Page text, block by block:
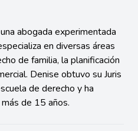
abogada experimentada
en diversas áreas
de familia, la planificación
Denise obtuvo su Juris
de derecho y ha
de 15 años.